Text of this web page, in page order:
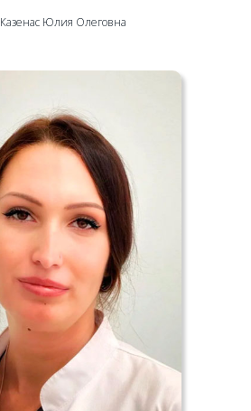
Казенас Юлия Олеговна